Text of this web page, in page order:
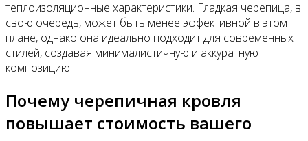
теплоизоляционные характеристики. Гладкая черепица, в
свою очередь, может быть менее эффективной в этом
плане, однако она идеально подходит для современных
стилей, создавая минималистичную и аккуратную
композицию.
Почему черепичная кровля
повышает стоимость вашего